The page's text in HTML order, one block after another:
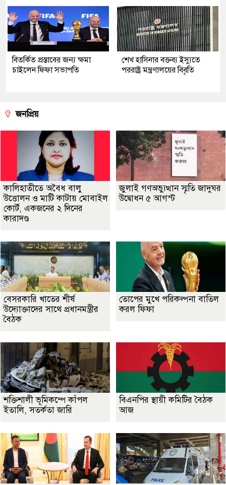
বিতর্কিত প্রস্তাবের জন্য ক্ষমা
চাইলেন ফিফা সভাপতি
শেখ হাসিনার বক্তব্য ইস্যুতে
পররাষ্ট্র মন্ত্রণালয়ের বিবৃতি
জনপ্রিয়
কালিহাতীতে অবৈধ বালু
উত্তোলন ও মাটি কাটায় মোবাইল
কোর্ট, একজনের ২ দিনের
কারাদণ্ড
জুলাই গণঅভ্যুত্থান স্মৃতি জাদুঘর
উদ্বোধন ৫ আগস্ট
বেসরকারি খাতের শীর্ষ
উদ্যোক্তাদের সাথে প্রধানমন্ত্রীর
বৈঠক
তোপের মুখে পরিকল্পনা বাতিল
করল ফিফা
শক্তিশালী ভূমিকম্পে কাঁপল
ইতালি, সতর্কতা জারি
বিএনপির স্থায়ী কমিটির বৈঠক
আজ